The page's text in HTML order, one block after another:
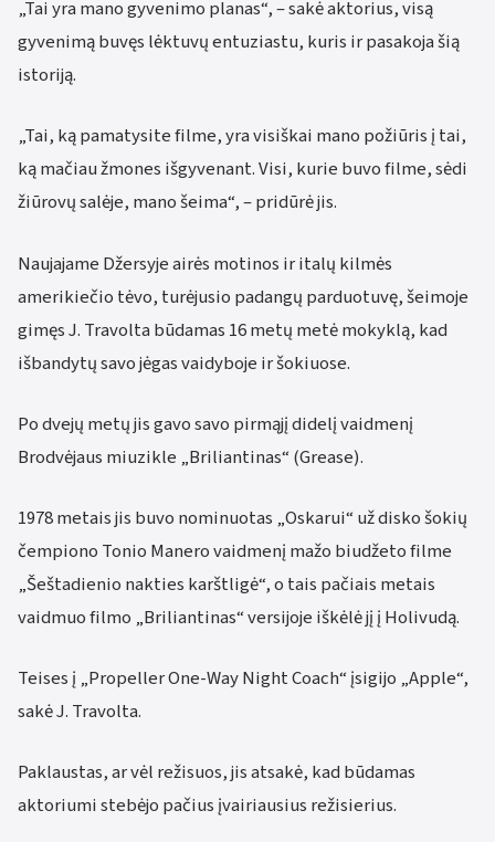
„Tai yra mano gyvenimo planas“, – sakė aktorius, visą
gyvenimą buvęs lėktuvų entuziastu, kuris ir pasakoja šią
istoriją.
„Tai, ką pamatysite filme, yra visiškai mano požiūris į tai,
ką mačiau žmones išgyvenant. Visi, kurie buvo filme, sėdi
žiūrovų salėje, mano šeima“, – pridūrė jis.
Naujajame Džersyje airės motinos ir italų kilmės
amerikiečio tėvo, turėjusio padangų parduotuvę, šeimoje
gimęs J. Travolta būdamas 16 metų metė mokyklą, kad
išbandytų savo jėgas vaidyboje ir šokiuose.
Po dvejų metų jis gavo savo pirmąjį didelį vaidmenį
Brodvėjaus miuzikle „Briliantinas“ (Grease).
1978 metais jis buvo nominuotas „Oskarui“ už disko šokių
čempiono Tonio Manero vaidmenį mažo biudžeto filme
„Šeštadienio nakties karštligė“, o tais pačiais metais
vaidmuo filmo „Briliantinas“ versijoje iškėlė jį į Holivudą.
Teises į „Propeller One-Way Night Coach“ įsigijo „Apple“,
sakė J. Travolta.
Paklaustas, ar vėl režisuos, jis atsakė, kad būdamas
aktoriumi stebėjo pačius įvairiausius režisierius.